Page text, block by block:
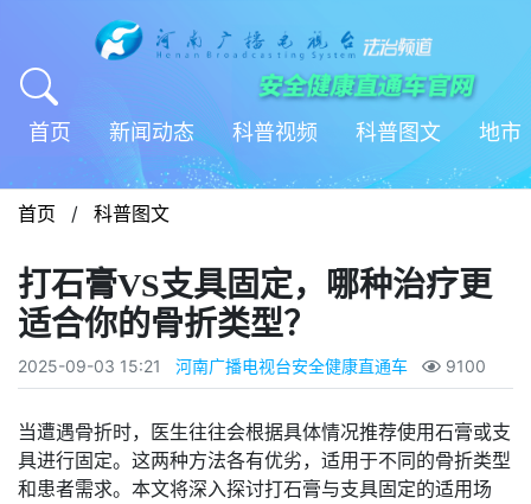
首页 新闻动态 科普视频 科普图文 地市
首页 / 科普图文
打石膏VS支具固定，哪种治疗更
适合你的骨折类型？
2025-09-03 15:21 河南广播电视台安全健康直通车 9100
当遭遇骨折时，医生往往会根据具体情况推荐使用石膏或支
具进行固定。这两种方法各有优劣，适用于不同的骨折类型
和患者需求。本文将深入探讨打石膏与支具固定的适用场